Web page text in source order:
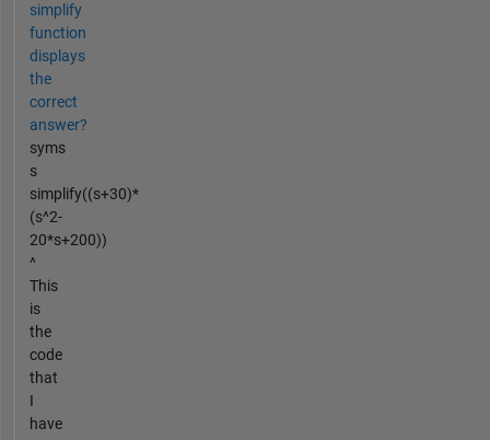
simplify
function
displays
the
correct
answer?
syms
s
simplify((s+30)*
(s^2-
20*s+200))
^
This
is
the
code
that
I
have